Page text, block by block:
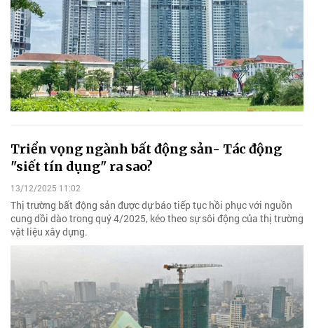
Triển vọng ngành bất động sản- Tác động
"siết tín dụng" ra sao?
13/12/2025 11:02
Thị trường bất động sản được dự báo tiếp tục hồi phục với nguồn
cung dồi dào trong quý 4/2025, kéo theo sự sôi động của thị trường
vật liệu xây dựng.